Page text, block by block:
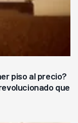
piso al precio?
que